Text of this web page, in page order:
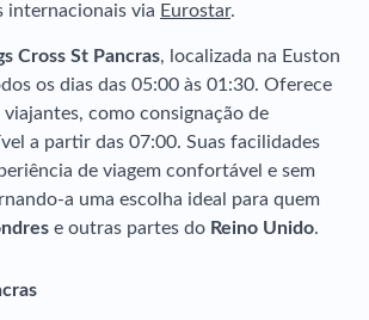
internacionais via Eurostar.
Cross St Pancras, localizada na Euston
os dias das 05:00 às 01:30. Oferece
como consignação de
a partir das 07:00. Suas facilidades
de viagem confortável e sem
a uma escolha ideal para quem
e outras partes do Reino Unido.